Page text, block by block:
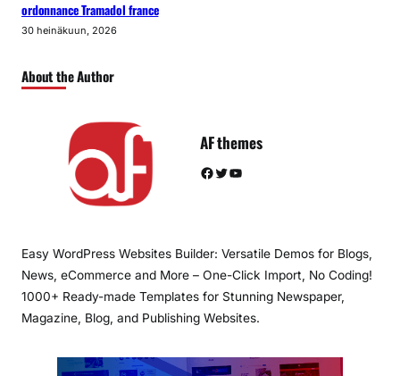
ordonnance Tramadol france
30 heinäkuun, 2026
About the Author
AF themes
Facebook Twitter YouTube
Easy WordPress Websites Builder: Versatile Demos for Blogs,
News, eCommerce and More – One-Click Import, No Coding!
1000+ Ready-made Templates for Stunning Newspaper,
Magazine, Blog, and Publishing Websites.